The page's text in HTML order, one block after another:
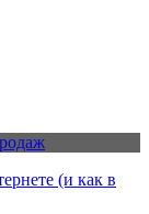
(и как в